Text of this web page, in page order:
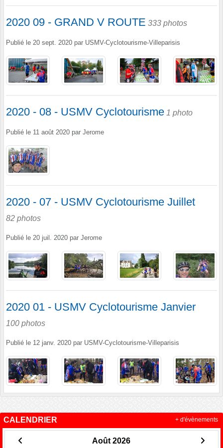
2020 09 - GRAND V ROUTE 333 photos
Publié le 20 sept. 2020 par USMV-Cyclotourisme-Villeparisis
2020 - 08 - USMV Cyclotourisme 1 photo
Publié le 11 août 2020 par Jerome
2020 - 07 - USMV Cyclotourisme Juillet
82 photos
Publié le 20 juil. 2020 par Jerome
2020 01 - USMV Cyclotourisme Janvier
100 photos
Publié le 12 janv. 2020 par USMV-Cyclotourisme-Villeparisis
CALENDRIER
Août 2026
+ d'évènements